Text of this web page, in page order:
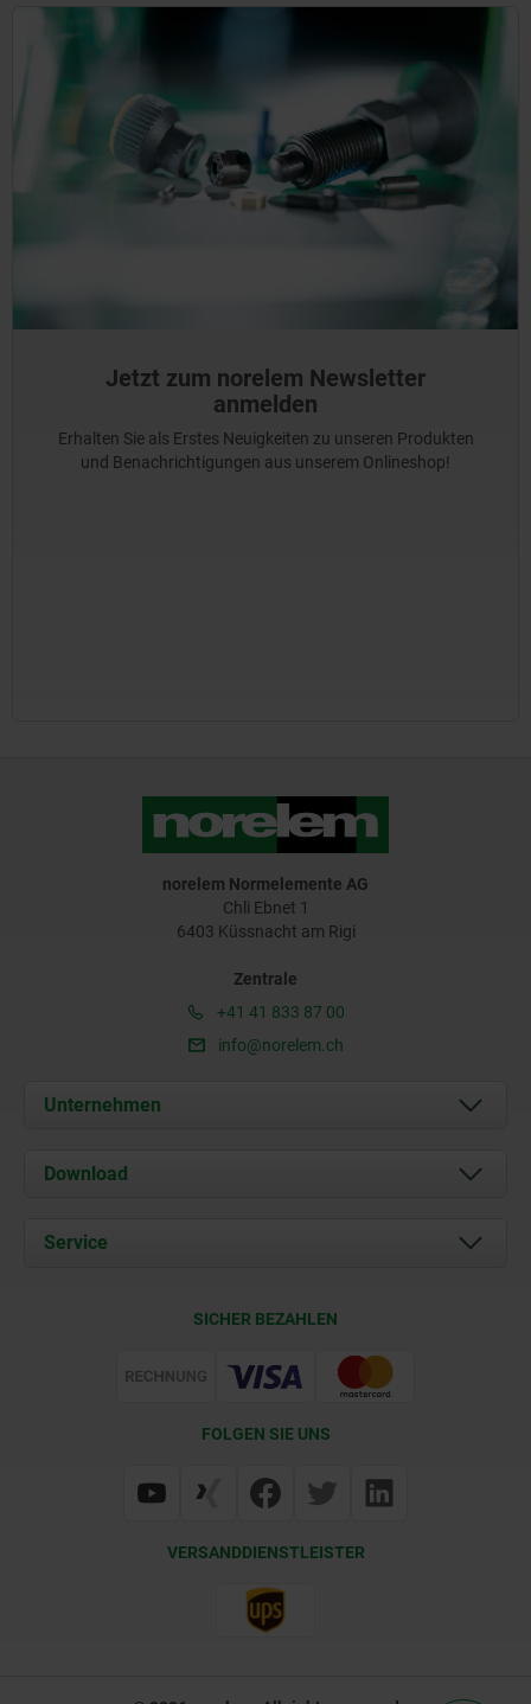
Jetzt zum norelem Newsletter
anmelden
Erhalten Sie als Erstes Neuigkeiten zu unseren Produkten
und Benachrichtigungen aus unserem Onlineshop!
norelem Normelemente AG
Chli Ebnet 1
6403 Küssnacht am Rigi
Zentrale
+41 41 833 87 00
info@norelem.ch
Unternehmen
Über uns
Kontakt
Download
Dokumente
Service
SICHER BEZAHLEN
FOLGEN SIE UNS
VERSANDDIENSTLEISTER